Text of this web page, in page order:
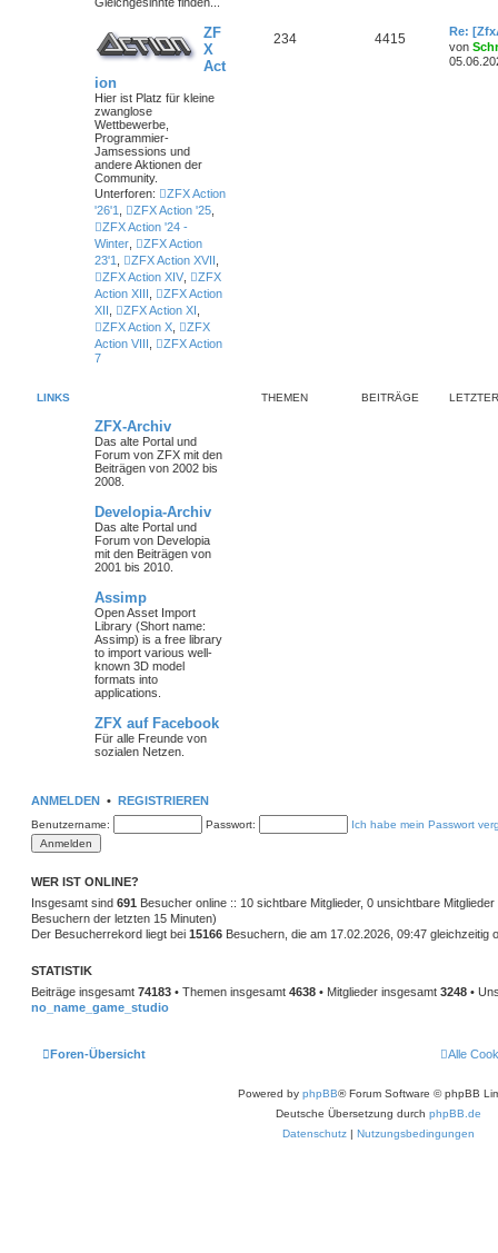
ZF
X
Act
ion
Hier ist Platz für kleine
zwanglose
Wettbewerbe,
Programmier-
Jamsessions und
andere Aktionen der
Community.
Unterforen:
ZFX Action
'26'1
ZFX Action '25
ZFX Action '24 -
Winter
ZFX Action
23'1
ZFX Action XVII
ZFX Action XIV
ZFX
Action XIII
ZFX Action
XII
ZFX Action XI
ZFX Action X
ZFX
Action VIII
ZFX Action
7
234 4415
Re:
von
LINKS THEMEN BEITRÄGE
ZFX-Archiv
Das alte Portal und
Forum von ZFX mit den
Beiträgen von 2002 bis
2008.
Developia-Archiv
Das alte Portal und
Forum von Developia
mit den Beiträgen von
2001 bis 2010.
Assimp
Open Asset Import
Library (Short name:
Assimp) is a free library
to import various well-
known 3D model
formats into
applications.
ZFX auf Facebook
Für alle Freunde von
sozialen Netzen.
ANMELDEN • REGISTRIEREN
Benutzername: Passwort: Ich habe mein Passwort
WER IST ONLINE?
Insgesamt sind 691 Besucher online :: 10 sichtbare Mitglieder, 0 unsichtbare
Besuchern der letzten 15 Minuten)
Der Besucherrekord liegt bei 15166 Besuchern, die am 17.02.2026, 09:47 gleichzeitig
STATISTIK
Beiträge insgesamt 74183 • Themen insgesamt 4638 • Mitglieder insgesamt 3248 •
no_name_game_studio
Foren-Übersicht Alle
Powered by phpBB® Forum Software © phpBB
Deutsche Übersetzung durch phpBB.de
Datenschutz | Nutzungsbedingungen